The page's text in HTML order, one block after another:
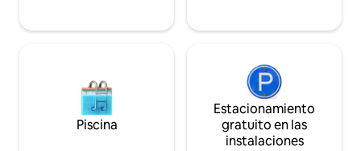
Piscina
Estacionamiento
gratuito en las
instalaciones